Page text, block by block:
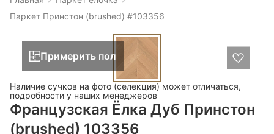
Паркет Принстон (brushed) #103356
Примерить пол
Наличие сучков на фото (селекция) может отличаться,
подробности у наших менеджеров
Французская Ёлка Дуб Принстон
(brushed) 103356